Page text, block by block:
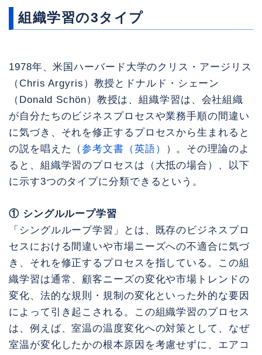
組織学習の3タイプ
1978年、米国ハーバード大学のクリス・アージリス
（Chris Argyris）教授とドナルド・シェーン
（Donald Schön）教授は、組織学習は、会社組織
が自分たちのビジネスプロセスや業務手順の間違い
に気づき、それを修正するプロセスから生まれると
の説を唱えた（参考文書（英語）
）。その理論のよ
ると、組織学習のプロセスは（大抵の場合）、以下
に示す3つのタイプに分類できるという。
① シングルループ学習
「シングルループ学習」とは、既存のビジネスプロ
セスにおける間違いや市場ニーズへの不適合に気づ
き、それを修正するプロセスを指している。この組
織学習は通常、顧客ニーズの変化や市場トレンドの
変化、法的な規則・規制の変化といった外的な要因
によって引き起こされる。この組織学習のプロセス
は、例えば、室温の温度変化への対策として、なぜ
室温が変化したかの根本原因を考慮せずに、エアコ